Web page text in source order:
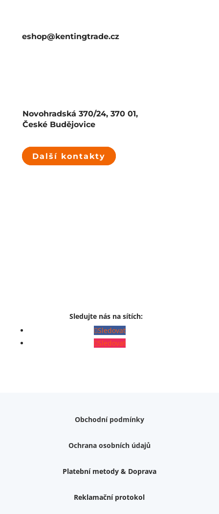
eshop@kentingtrade.cz
Novohradská 370/24, 370 01,
České Budějovice
Další kontakty
Sledujte nás na sítích:
Sledovat
Sledovat
Obchodní podmínky
Ochrana osobních údajů
Platební metody & Doprava
Reklamační protokol